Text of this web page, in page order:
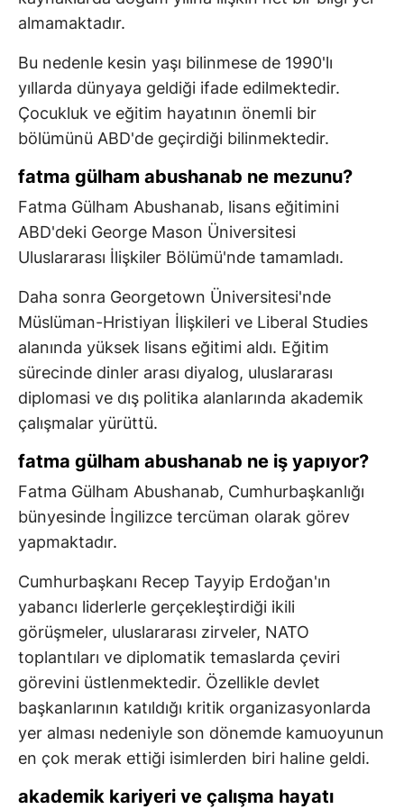
almamaktadır.
Bu nedenle kesin yaşı bilinmese de 1990'lı
yıllarda dünyaya geldiği ifade edilmektedir.
Çocukluk ve eğitim hayatının önemli bir
bölümünü ABD'de geçirdiği bilinmektedir.
fatma gülham abushanab ne mezunu?
Fatma Gülham Abushanab, lisans eğitimini
ABD'deki George Mason Üniversitesi
Uluslararası İlişkiler Bölümü'nde tamamladı.
Daha sonra Georgetown Üniversitesi'nde
Müslüman-Hristiyan İlişkileri ve Liberal Studies
alanında yüksek lisans eğitimi aldı. Eğitim
sürecinde dinler arası diyalog, uluslararası
diplomasi ve dış politika alanlarında akademik
çalışmalar yürüttü.
fatma gülham abushanab ne iş yapıyor?
Fatma Gülham Abushanab, Cumhurbaşkanlığı
bünyesinde İngilizce tercüman olarak görev
yapmaktadır.
Cumhurbaşkanı Recep Tayyip Erdoğan'ın
yabancı liderlerle gerçekleştirdiği ikili
görüşmeler, uluslararası zirveler, NATO
toplantıları ve diplomatik temaslarda çeviri
görevini üstlenmektedir. Özellikle devlet
başkanlarının katıldığı kritik organizasyonlarda
yer alması nedeniyle son dönemde kamuoyunun
en çok merak ettiği isimlerden biri haline geldi.
akademik kariyeri ve çalışma hayatı